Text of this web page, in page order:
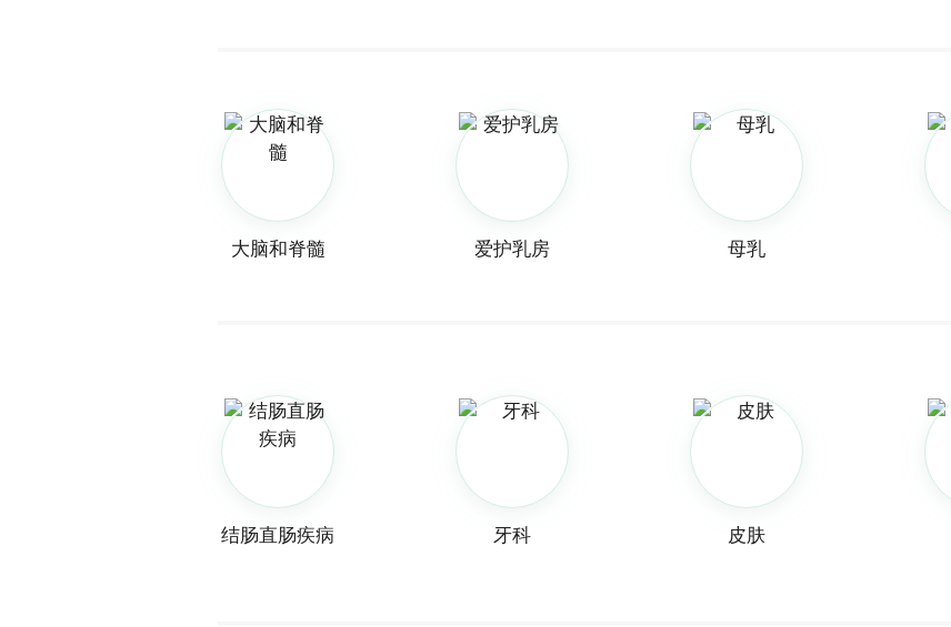
大脑和脊髓 爱护乳房 母乳
结肠直肠疾病 牙科 皮肤